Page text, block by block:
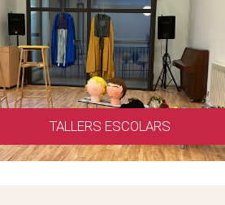
TALLERS ESCOLARS